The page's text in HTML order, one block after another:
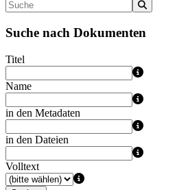
Suche nach Dokumenten
Titel
Name
in den Metadaten
in den Dateien
Volltext